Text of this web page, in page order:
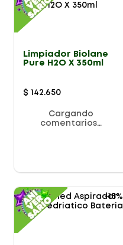
Limpiador Biolane
Pure H2O X 350ml
$ 142.650
Cargando
comentarios…
-15%